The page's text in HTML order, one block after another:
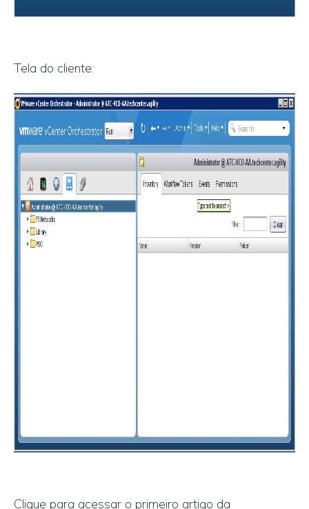
Tela do cliente:
Clique para acessar o primeiro artigo da